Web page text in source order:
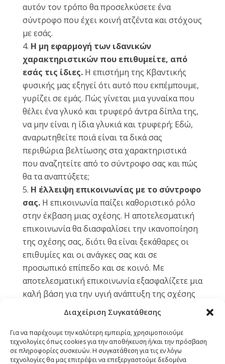
Διαχείριση Συγκατάθεσης
Για να παρέχουμε την καλύτερη εμπειρία, χρησιμοποιούμε
τεχνολογίες όπως cookies για την αποθήκευση ή/και την πρόσβαση
σε πληροφορίες συσκευών. Η συγκατάθεση για τις εν λόγω
τεχνολογίες θα μας επιτρέψει να επεξεργαστούμε δεδομένα
αυτόν τον τρόπο θα προσελκύσετε ένα
σύντροφο που έχει κοινή ατζέντα και στόχους
με εσάς.
Η μη εφαρμογή των ιδανικών
χαρακτηριστικών που επιθυμείτε, από
εσάς τις ίδιες.Η επιστήμη της Κβαντικής
φυσικής μας εξηγεί ότι αυτό που εκπέμπουμε,
γυρίζει σε εμάς. Πώς γίνεται μια γυναίκα που
θέλει ένα γλυκό και τρυφερό άντρα δίπλα της,
να μην είναι η ίδια γλυκιά και τρυφερή; Εδώ,
αναρωτηθείτε ποιά είναι τα δικά σας
περιθώρια βελτίωσης στα χαρακτηριστικά
που αναζητείτε από το σύντροφο σας και πώς
θα τα αναπτύξετε;
Η έλλειψη επικοινωνίας με το σύντροφο
σας.Η επικοινωνία παίζει καθοριστικό ρόλο
στην έκβαση μιας σχέσης. Η αποτελεσματική
επικοινωνία θα διασφαλίσει την ικανοποίηση
της σχέσης σας, διότι θα είναι ξεκάθαρες οι
επιθυμίες και οι ανάγκες σας και σε
προσωπικό επίπεδο και σε κοινό. Με
αποτελεσματική επικοινωνία εξασφαλίζετε μια
καλή βάση για την υγιή ανάπτυξη της σχέσης
Είναι στην ευχέρεια και στη δύναμη σου να
προσελκύσεις το πρότυπο του άντρα που
επιθυμείς!